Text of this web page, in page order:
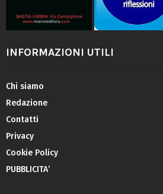
INFORMAZIONI UTILI
Chi siamo
Redazione
Contatti
Privacy
Cookie Policy
PUBBLICITA’